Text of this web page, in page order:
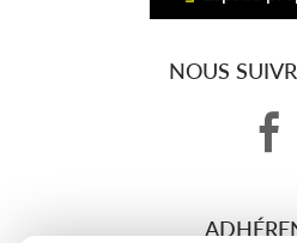
NOUS